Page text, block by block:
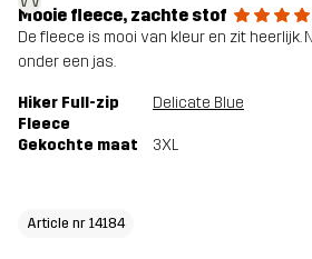
Mooie fleece, zachte stof
De fleece is mooi van kleur en zit heerlijk.
onder een jas.
Hiker Full-zip
Fleece
Delicate Blue
Gekochte maat 3XL
Article nr 14184